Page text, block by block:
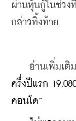
ผ่านหุ้นกู้ในช่วง
กล่าวทิ้งท้าย
อ่านเพิ่มเติ
ครึ่งปีแรก
คอนโด”